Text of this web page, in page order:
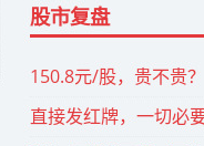
股市复盘
150.8元/股，贵不贵？
直接发红牌，一切必